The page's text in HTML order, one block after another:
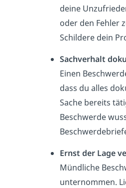
deine
oder den Fehler
Schildere dein
Sachverhalt
Einen
dass du alles
Sache bereits
Beschwerde
Ernst der Lage
Mündliche
unternommen.